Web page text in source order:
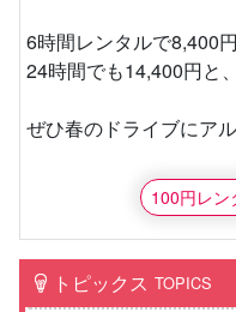
6時間レンタルで8,400円
24時間でも14,400円と
ぜひ春のドライブにア
100円レン
トピックス TOPICS